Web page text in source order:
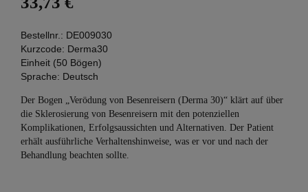
Bestellnr.: DE009030
Kurzcode: Derma30
Einheit (50 Bögen)
Sprache: Deutsch
Der Bogen „Verödung von Besenreisern (Derma 30)“ klärt auf über
die Sklerosierung von Besenreisern mit den potenziellen
Komplikationen, Erfolgsaussichten und Alternativen. Der Patient
erhält ausführliche Verhaltenshinweise, was er vor und nach der
Behandlung beachten sollte.